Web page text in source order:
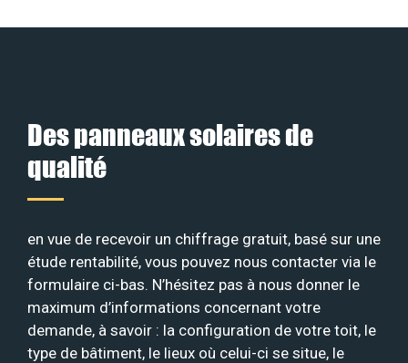
Des panneaux solaires de
qualité
en vue de recevoir un chiffrage gratuit, basé sur une
étude rentabilité, vous pouvez nous contacter via le
formulaire ci-bas. N’hésitez pas à nous donner le
maximum d’informations concernant votre
demande, à savoir : la configuration de votre toit, le
type de bâtiment, le lieux où celui-ci se situe, le